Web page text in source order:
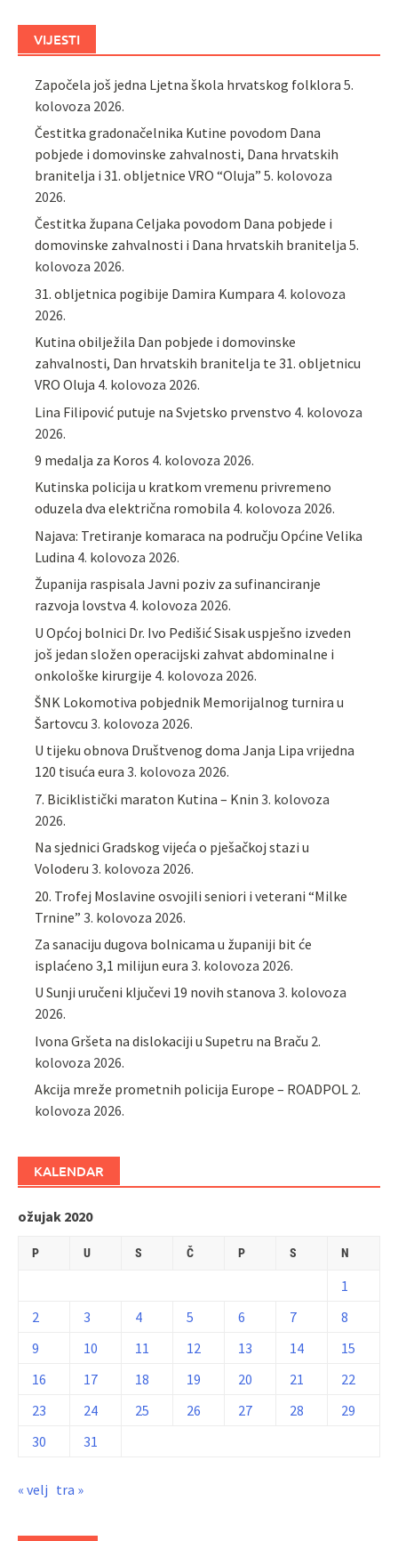
VIJESTI
Započela još jedna Ljetna škola hrvatskog folklora 5.
kolovoza 2026.
Čestitka gradonačelnika Kutine povodom Dana
pobjede i domovinske zahvalnosti, Dana hrvatskih
branitelja i 31. obljetnice VRO “Oluja” 5. kolovoza
2026.
Čestitka župana Celjaka povodom Dana pobjede i
domovinske zahvalnosti i Dana hrvatskih branitelja 5.
kolovoza 2026.
31. obljetnica pogibije Damira Kumpara 4. kolovoza
2026.
Kutina obilježila Dan pobjede i domovinske
zahvalnosti, Dan hrvatskih branitelja te 31. obljetnicu
VRO Oluja 4. kolovoza 2026.
Lina Filipović putuje na Svjetsko prvenstvo 4. kolovoza
2026.
9 medalja za Koros 4. kolovoza 2026.
Kutinska policija u kratkom vremenu privremeno
oduzela dva električna romobila 4. kolovoza 2026.
Najava: Tretiranje komaraca na području Općine Velika
Ludina 4. kolovoza 2026.
Županija raspisala Javni poziv za sufinanciranje
razvoja lovstva 4. kolovoza 2026.
U Općoj bolnici Dr. Ivo Pedišić Sisak uspješno izveden
još jedan složen operacijski zahvat abdominalne i
onkološke kirurgije 4. kolovoza 2026.
ŠNK Lokomotiva pobjednik Memorijalnog turnira u
Šartovcu 3. kolovoza 2026.
U tijeku obnova Društvenog doma Janja Lipa vrijedna
120 tisuća eura 3. kolovoza 2026.
7. Biciklistički maraton Kutina – Knin 3. kolovoza
2026.
Na sjednici Gradskog vijeća o pješačkoj stazi u
Voloderu 3. kolovoza 2026.
20. Trofej Moslavine osvojili seniori i veterani “Milke
Trnine” 3. kolovoza 2026.
Za sanaciju dugova bolnicama u županiji bit će
isplaćeno 3,1 milijun eura 3. kolovoza 2026.
U Sunji uručeni ključevi 19 novih stanova 3. kolovoza
2026.
Ivona Gršeta na dislokaciji u Supetru na Braču 2.
kolovoza 2026.
​Akcija mreže prometnih policija Europe – ROADPOL 2.
kolovoza 2026.
KALENDAR
ožujak 2020
P U S Č P S N
1
2
3 4 5 6 7
8
9
10 11 12 13 14
15
16
17 18 19 20 21
22
23
24 25 26 27 28
29
30
31
« velj tra »